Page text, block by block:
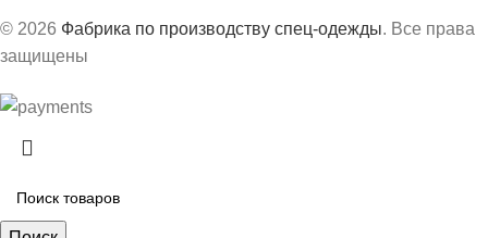
© 2026 Фабрика по производству спец-одежды. Все права
защищены